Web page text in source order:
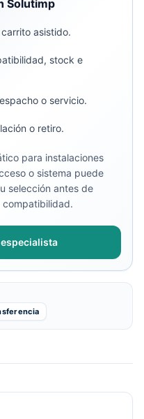
Solutimp
asistido.
stock e
o servicio.
o retiro.
para instalaciones
o sistema puede
selección antes de